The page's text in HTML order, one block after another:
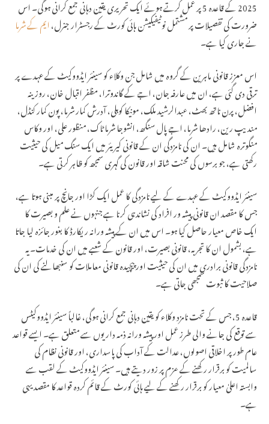
2025 کے قاعدہ 5 پر عمل کرتے ہوئے ایک تحریری یقین دہانی جمع کرانی ہوگی۔ اس
ضرورت کی تفصیلات پر مشتمل نوٹیفیکیشن ہائی کورٹ کے رجسٹرار جنرل،ایم کے شرما
نے جاری کیا ہے۔
اس معزز قانونی ماہرین کے گروہ میں شامل جن وکلاء کو سینئر ایڈووکیٹ کے عہدے پر
ترقی دی گئی ہے، ان میں عارفہ جان، اجے کے گاندوترا، مظفر اقبال خان، روزینہ
افضل، پرن ناتھ بھٹ، عبدالرشید ملک، مونیکا کوہلی، آدرش کمار شرما، پون کمار کنڈل،
مندیپ رین، رادھا شرما، اجے پال سنگھ، انشوجا شرما ٹاک، منظور علی، اور وکاس
منگوترہ شامل ہیں۔ ان کی نامزدگی ان کے قانونی کیریئر میں ایک سنگ میل کی حیثیت
رکھتی ہے، جو برسوں کی محنت شاقہ اور قانون کی گہری سمجھ کو ظاہر کرتی ہے۔
سینئر ایڈووکیٹ کے عہدے کے لیے نامزدگی کا عمل ایک کڑا اور جانچ پر مبنی ہوتا ہے،
جس کا مقصد ان قانونی پیشہ ور افراد کی نشاندہی کرنا ہے جنہوں نے علم و بصیرت کا
ایک خاص معیار حاصل کیا ہو۔ اس میں ان کے پیشہ ورانہ ریکارڈ کا بغور جائزہ لیا جاتا
ہے، بشمول ان کا تجربہ، قانونی بصیرت، اور قانون کے شعبے میں ان کی خدمات۔ یہ
نامزدگی قانونی برادری میں ان کی حیثیت اور پیچیدہ قانونی معاملات کو سنبھالنے کی ان کی
صلاحیت کا ثبوت سمجھی جاتی ہے۔
قاعدہ 5، جس کے تحت نامزد وکلاء کو یقین دہانی جمع کرانی ہوگی، غالباً سینئر ایڈووکیٹس
سے توقع کی جانے والی طرز عمل اور پیشہ ورانہ ذمہ داریوں سے متعلق ہے۔ ایسے قواعد
عام طور پر اخلاقی اصولوں، عدالت کے آداب کی پاسداری، اور قانونی نظام کی
سالمیت کو برقرار رکھنے کے عزم پر زور دیتے ہیں۔ سینئر ایڈووکیٹ کے لقب سے
وابستہ اعلیٰ معیار کو برقرار رکھنے کے لیے ہائی کورٹ کے قائم کردہ قواعد کا مقصد یہی
ہے۔